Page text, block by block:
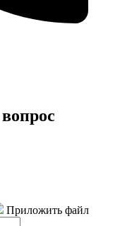
Приложить файл